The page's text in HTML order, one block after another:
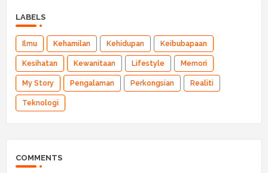
LABELS
Ilmu Kehamilan Kehidupan Keibubapaan
Kesihatan Kewanitaan Lifestyle Memori
My Story Pengalaman Perkongsian Realiti
Teknologi
COMMENTS